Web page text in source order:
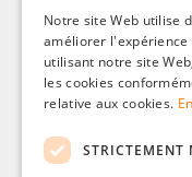
Legal notice
© 2026
Notre site Web utilise
améliorer l'expérience
utilisant notre site
les cookies
relative aux cookies.
STRICTEMENT